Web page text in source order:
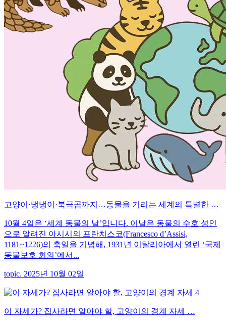
고양이·댕댕이·북극곰까지…동물을 기리는 세계의 특별한 …
10월 4일은 ‘세계 동물의 날’입니다. 이날은 동물의 수호 성인
으로 알려진 아시시의 프란치스코(Francesco d’Assisi,
1181~1226)의 축일을 기념해, 1931년 이탈리아에서 열린 ‘국제
동물보호 회의’에서...
topic. 2025년 10월 02일
이 자세가? 집사라면 알아야 할, 고양이의 경계 자세 …